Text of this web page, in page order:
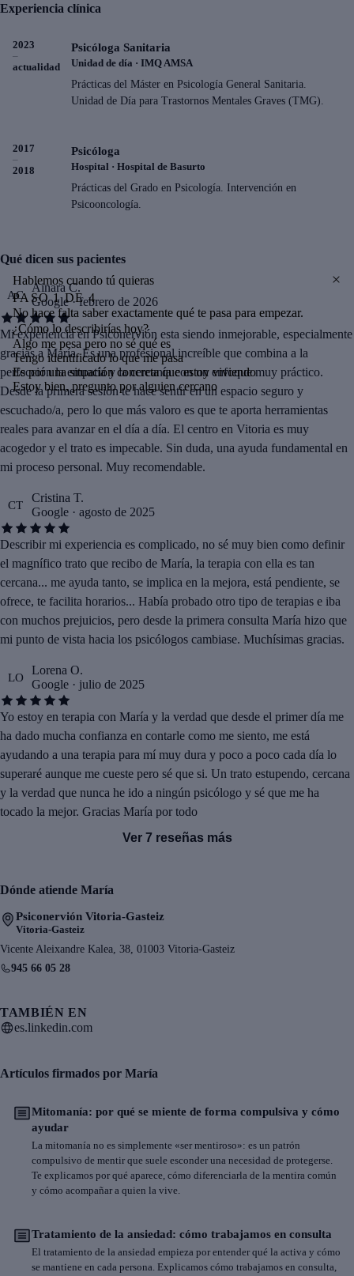
Experiencia clínica
2023
–
actualidad
Psicóloga Sanitaria
Unidad de día · IMQ AMSA
Prácticas del Máster en Psicología General Sanitaria.
Unidad de Día para Trastornos Mentales Graves (TMG).
2017
–
2018
Psicóloga
Hospital · Hospital de Basurto
Prácticas del Grado en Psicología. Intervención en
Psicooncología.
Qué dicen sus pacientes
AC
Ainara C.
Google · febrero de 2026
Mi experiencia en Psiconervión esta siendo inmejorable, especialmente
gracias a María. Es una profesional increíble que combina a la
perfección la empatía y la cercanía con un enfoque muy práctico.
Desde la primera sesión te hace sentir en un espacio seguro y
escuchado/a, pero lo que más valoro es que te aporta herramientas
reales para avanzar en el día a día. El centro en Vitoria es muy
acogedor y el trato es impecable. Sin duda, una ayuda fundamental en
mi proceso personal. Muy recomendable.
CT
Cristina T.
Google · agosto de 2025
Describir mi experiencia es complicado, no sé muy bien como definir
el magnífico trato que recibo de María, la terapia con ella es tan
cercana... me ayuda tanto, se implica en la mejora, está pendiente, se
ofrece, te facilita horarios... Había probado otro tipo de terapias e iba
con muchos prejuicios, pero desde la primera consulta María hizo que
mi punto de vista hacia los psicólogos cambiase. Muchísimas gracias.
LO
Lorena O.
Google · julio de 2025
Yo estoy en terapia con María y la verdad que desde el primer día me
ha dado mucha confianza en contarle como me siento, me está
ayudando a una terapia para mí muy dura y poco a poco cada día lo
superaré aunque me cueste pero sé que si. Un trato estupendo, cercana
y la verdad que nunca he ido a ningún psicólogo y sé que me ha
tocado la mejor. Gracias María por todo
Ver 7 reseñas más
Dónde atiende María
Psiconervión Vitoria-Gasteiz
Vitoria-Gasteiz
Vicente Aleixandre Kalea, 38, 01003 Vitoria-Gasteiz
945 66 05 28
TAMBIÉN EN
es.linkedin.com
Artículos firmados por María
Mitomanía: por qué se miente de forma compulsiva y cómo
ayudar
La mitomanía no es simplemente «ser mentiroso»: es un patrón
compulsivo de mentir que suele esconder una necesidad de protegerse.
Te explicamos por qué aparece, cómo diferenciarla de la mentira común
y cómo acompañar a quien la vive.
Tratamiento de la ansiedad: cómo trabajamos en consulta
El tratamiento de la ansiedad empieza por entender qué la activa y cómo
se mantiene en cada persona. Explicamos cómo trabajamos en consulta,
Hablemos cuando tú quieras
PASO1DE4
No hace falta saber exactamente qué te pasa para empezar.
¿Cómo lo describirías hoy?
Algo me pesa pero no sé qué es
Tengo identificado lo que me pasa
Es por una situación concreta que estoy viviendo
Estoy bien, pregunto por alguien cercano